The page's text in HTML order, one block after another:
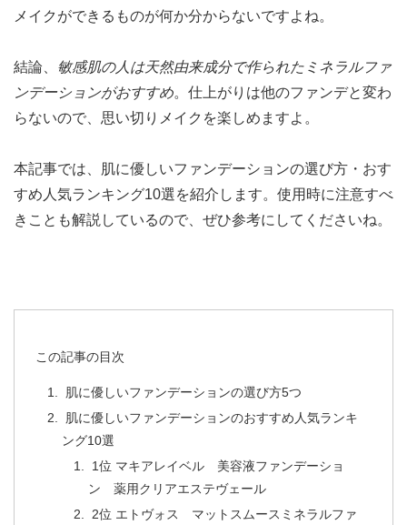
メイクができるものが何か分からないですよね。
結論、 敏感肌の人は天然由来成分で作られたミネラルファ
ンデーションがおすすめ。仕上がりは他のファンデと変わ
らないので、思い切りメイクを楽しめますよ。
本記事では、肌に優しいファンデーションの選び方・おす
すめ人気ランキング10選を紹介します。使用時に注意すべ
きことも解説しているので、ぜひ参考にしてくださいね。
この記事の目次
肌に優しいファンデーションの選び方5つ
肌に優しいファンデーションのおすすめ人気ランキ
ング10選
1位 マキアレイベル 美容液ファンデーショ
ン 薬用クリアエステヴェール
2位 エトヴォス マットスムースミネラルファ